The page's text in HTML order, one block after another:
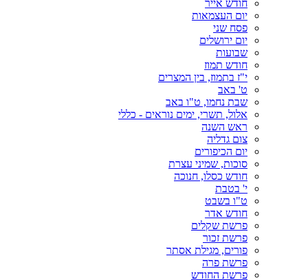
חודש אייר
יום העצמאות
פסח שני
יום ירושלים
שבועות
חודש תמוז
י"ז בתמוז, בין המצרים
ט' באב
שבת נחמו, ט"ו באב
אלול, תשרי, ימים נוראים - כללי
ראש השנה
צום גדליה
יום הכיפורים
סוכות, שמיני עצרת
חודש כסלו, חנוכה
י' בטבת
ט"ו בשבט
חודש אדר
פרשת שקלים
פרשת זכור
פורים, מגילת אסתר
פרשת פרה
פרשת החודש